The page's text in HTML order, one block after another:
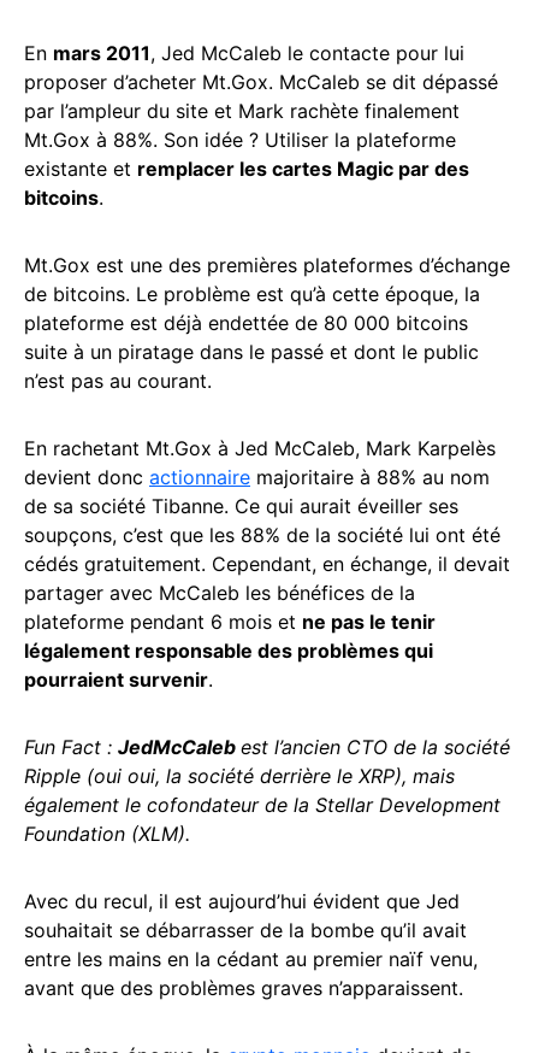
En mars 2011, Jed McCaleb le contacte pour lui
proposer d’acheter Mt.Gox. McCaleb se dit dépassé
par l’ampleur du site et Mark rachète finalement
Mt.Gox à 88%. Son idée ? Utiliser la plateforme
existante et remplacer les cartes Magic par des
bitcoins.
Mt.Gox est une des premières plateformes d’échange
de bitcoins. Le problème est qu’à cette époque, la
plateforme est déjà endettée de 80 000 bitcoins
suite à un piratage dans le passé et dont le public
n’est pas au courant.
En rachetant Mt.Gox à Jed McCaleb, Mark Karpelès
devient donc actionnaire majoritaire à 88% au nom
de sa société Tibanne. Ce qui aurait éveiller ses
soupçons, c’est que les 88% de la société lui ont été
cédés gratuitement. Cependant, en échange, il devait
partager avec McCaleb les bénéfices de la
plateforme pendant 6 mois et ne pas le tenir
légalement responsable des problèmes qui
pourraient survenir.
Fun Fact : JedMcCaleb est l’ancien CTO de la société
Ripple (oui oui, la société derrière le XRP), mais
également le cofondateur de la Stellar Development
Foundation (XLM).
Avec du recul, il est aujourd’hui évident que Jed
souhaitait se débarrasser de la bombe qu’il avait
entre les mains en la cédant au premier naïf venu,
avant que des problèmes graves n’apparaissent.